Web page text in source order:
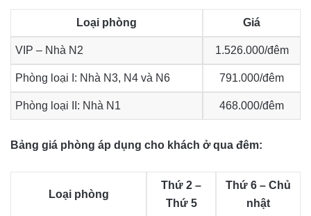
Loại phòng Giá
VIP – Nhà N2 1.526.000/đêm
Phòng loại I: Nhà N3, N4 và N6 791.000/đêm
Phòng loại II: Nhà N1 468.000/đêm
Bảng giá phòng áp dụng cho khách ở qua đêm:
Loại phòng
Thứ 2 –
Thứ 5
Thứ 6 – Chủ
nhật